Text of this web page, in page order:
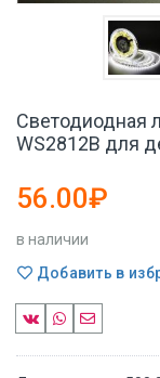
Светодиодная
WS2812B для
56.00₽
в наличии
Добавить в